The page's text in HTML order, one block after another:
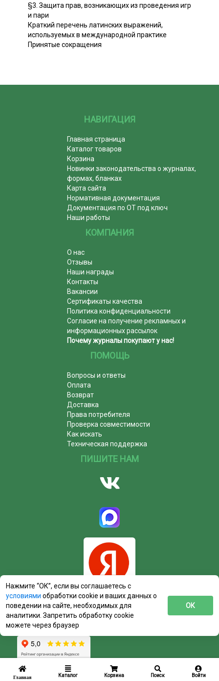
Главная Каталог Корзина Поиск Войти
§3. Защита прав, возникающих из проведения игр
и пари
Краткий перечень латинских выражений,
используемых в международной практике
Принятые сокращения
НАВИГАЦИЯ
Главная страница
Каталог товаров
Корзина
Новинки законодательства о журналах,
формах, бланках
Карта сайта
Нормативная документация
Документация по ОТ под ключ
Наши работы
КОМПАНИЯ
О нас
Отзывы
Наши награды
Контакты
Вакансии
Сертификаты качества
Политика конфиденциальности
Согласие на получение рекламных и
информационных рассылок
Почему журналы покупают у нас!
ПОМОЩЬ
Вопросы и ответы
Оплата
Возврат
Доставка
Права потребителя
Проверка совместимости
Как искать
Техническая поддержка
ПИШИТЕ НАМ
Нажмите “ОК”, если вы соглашаетесь с
условиями обработки cookie и ваших данных о
поведении на сайте, необходимых для
аналитики. Запретить обработку cookie
можете через браузер
ОК